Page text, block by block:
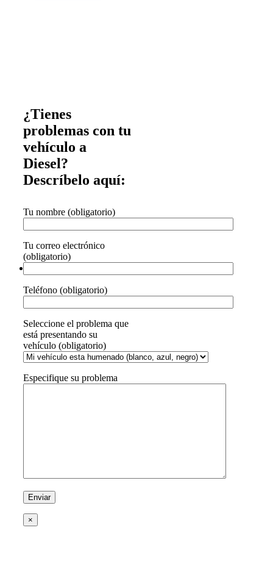
¿Tienes
problemas con tu
vehículo a
Diesel?
Descríbelo aquí:
Tu nombre (obligatorio)
Tu correo electrónico
(obligatorio)
Teléfono (obligatorio)
Seleccione el problema que
está presentando su
vehículo (obligatorio)
Especifique su problema
×